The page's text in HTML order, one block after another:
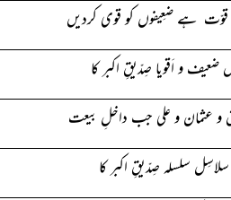
قوّت ہے ضعِیفوں کو قوی کردیں
ضعیف و اَقویا صِدّیقِ اکبر کا
و عثمان و علی جب داخلِ بیعت
سلاسِل سلسلہ صِدّیقِ اکبر کا